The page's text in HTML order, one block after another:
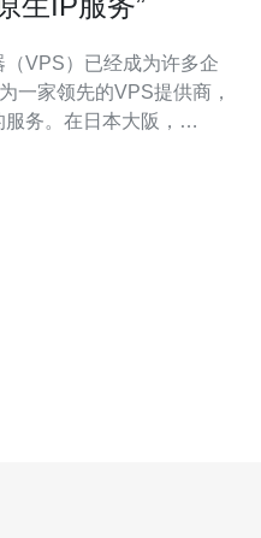
VPS）已经成为许多企
一家领先的VPS提供商，
务。在日本大阪，